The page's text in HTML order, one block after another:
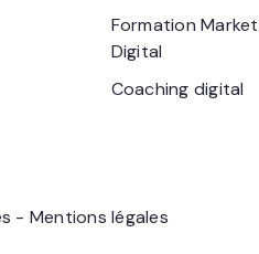
Formation
Digital
Coaching digital
- Mentions légales